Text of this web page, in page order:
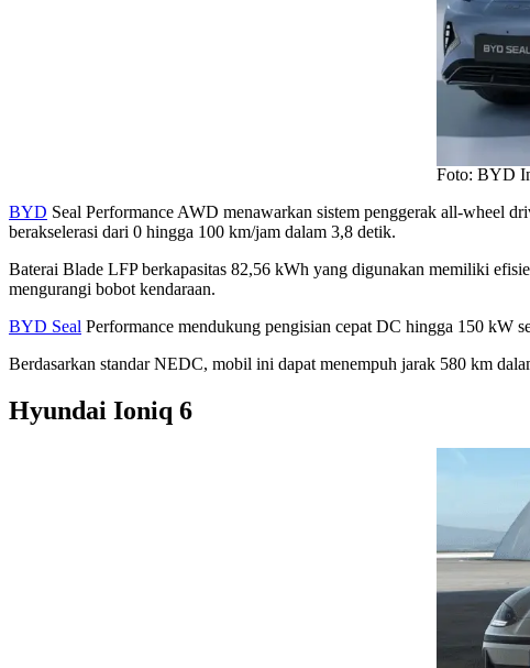
Foto: BYD
BYD Seal Performance AWD menawarkan sistem penggerak all-wheel
berakselerasi dari 0 hingga 100 km/jam dalam 3,8 detik.
Baterai Blade LFP berkapasitas 82,56 kWh yang digunakan memiliki
mengurangi bobot kendaraan.
BYD Seal Performance mendukung pengisian cepat DC hingga 150 kW
Berdasarkan standar NEDC, mobil ini dapat menempuh jarak 580 km
Hyundai Ioniq 6